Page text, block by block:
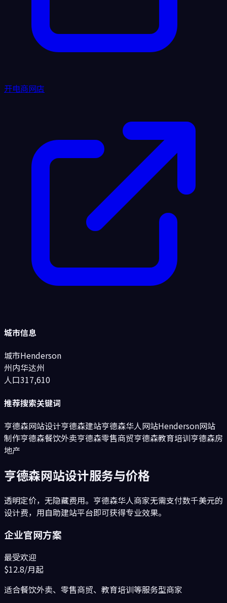
开电商网店
城市信息
城市Henderson
州内华达州
人口317,610
推荐搜索关键词
亨德森网站设计亨德森建站亨德森华人网站Henderson网站
制作亨德森餐饮外卖亨德森零售商贸亨德森教育培训亨德森房
地产
亨德森网站设计服务与价格
透明定价，无隐藏费用。 亨德森华人商家无需支付数千美元的
设计费，用自助建站平台即可获得专业效果。
企业官网方案
最受欢迎
$12.8/月起
适合餐饮外卖、零售商贸、教育培训等服务型商家